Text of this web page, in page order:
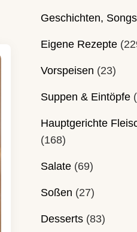
Geschichten,
Eigene Rezepte
Vorspeisen (23)
Suppen & Eintöpfe
Hauptgerichte
(168)
Salate(69)
Soßen (27)
Desserts(83)